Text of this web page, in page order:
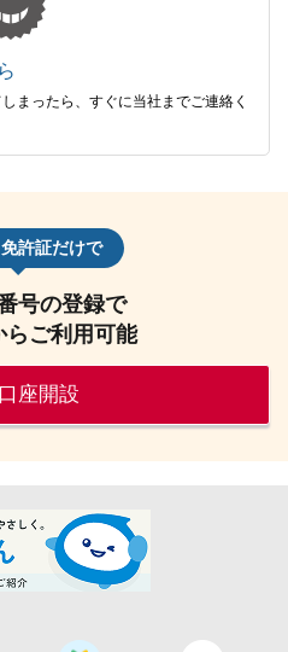
まったら、すぐに当社までご連絡く
許証だけで
号の登録で
らご利用可能
座開設